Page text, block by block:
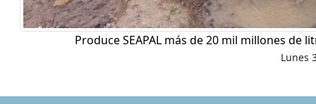
Produce SEAPAL más de 20 mil millones
Lunes